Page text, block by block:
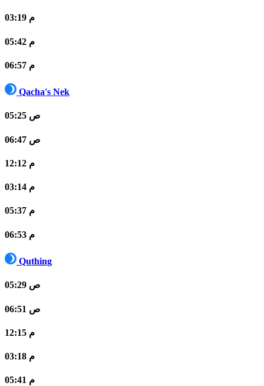
03:19 م
05:42 م
06:57 م
Qacha's Nek
05:25 ص
06:47 ص
12:12 م
03:14 م
05:37 م
06:53 م
Quthing
05:29 ص
06:51 ص
12:15 م
03:18 م
05:41 م